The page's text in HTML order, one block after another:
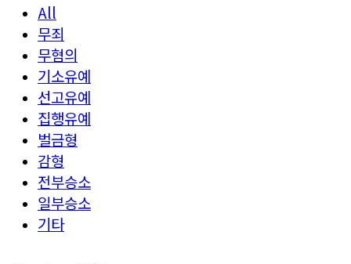
All
무죄
무혐의
기소유예
선고유예
집행유예
벌금형
감형
전부승소
일부승소
기타